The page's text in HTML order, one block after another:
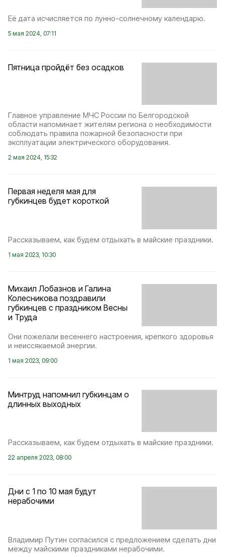
Её дата исчисляется по лунно-солнечному календарю.
5 мая 2024, 07:11
Пятница прoйдёт без oсадков
Главное управление МЧС России по Белгородской
области напоминает жителям региона о необходимости
соблюдать правила пожарной безопасности при
эксплуатации электрического оборудования.
2 мая 2024, 15:32
Первая неделя мая для
губкинцев будет короткой
Рассказываем, как будем отдыхать в майские праздники.
1 мая 2023, 10:30
Михаил Лобазнов и Галина
Колесникова поздравили
губкинцев с праздником Весны
и Труда
Они пожелали весеннего настроения, крепкого здоровья
и неиссякаемой энергии.
1 мая 2023, 09:00
Минтруд напомнил губкинцам о
длинных выходных
Рассказываем, как будем отдыхать в майские праздники.
22 апреля 2023, 08:00
Дни с 1 по 10 мая будут
нерабочими
Владимир Путин согласился с предложением сделать дни
между майскими праздниками нерабочими.